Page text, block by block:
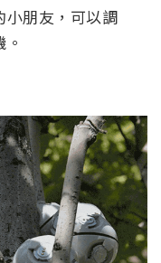
小朋友，可以調